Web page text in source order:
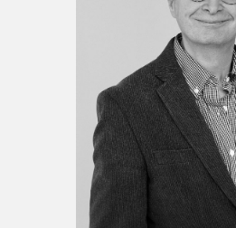
Espace enseignant·e·s